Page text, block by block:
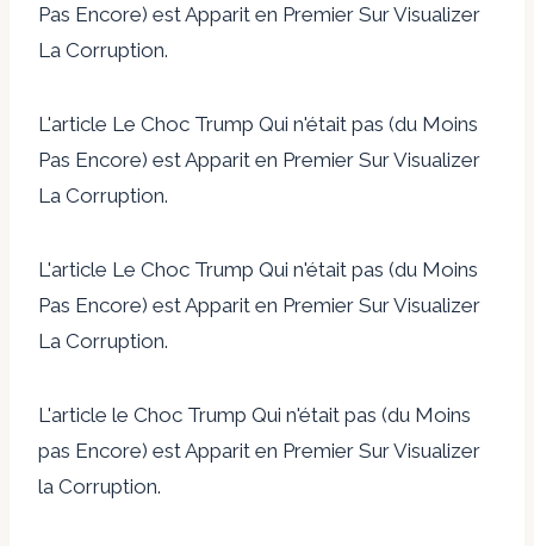
Pas Encore) est Apparit en Premier Sur Visualizer
La Corruption.
L'article Le Choc Trump Qui n'était pas (du Moins
Pas Encore) est Apparit en Premier Sur Visualizer
La Corruption.
L'article Le Choc Trump Qui n'était pas (du Moins
Pas Encore) est Apparit en Premier Sur Visualizer
La Corruption.
L'article le Choc Trump Qui n'était pas (du Moins
pas Encore) est Apparit en Premier Sur Visualizer
la Corruption.